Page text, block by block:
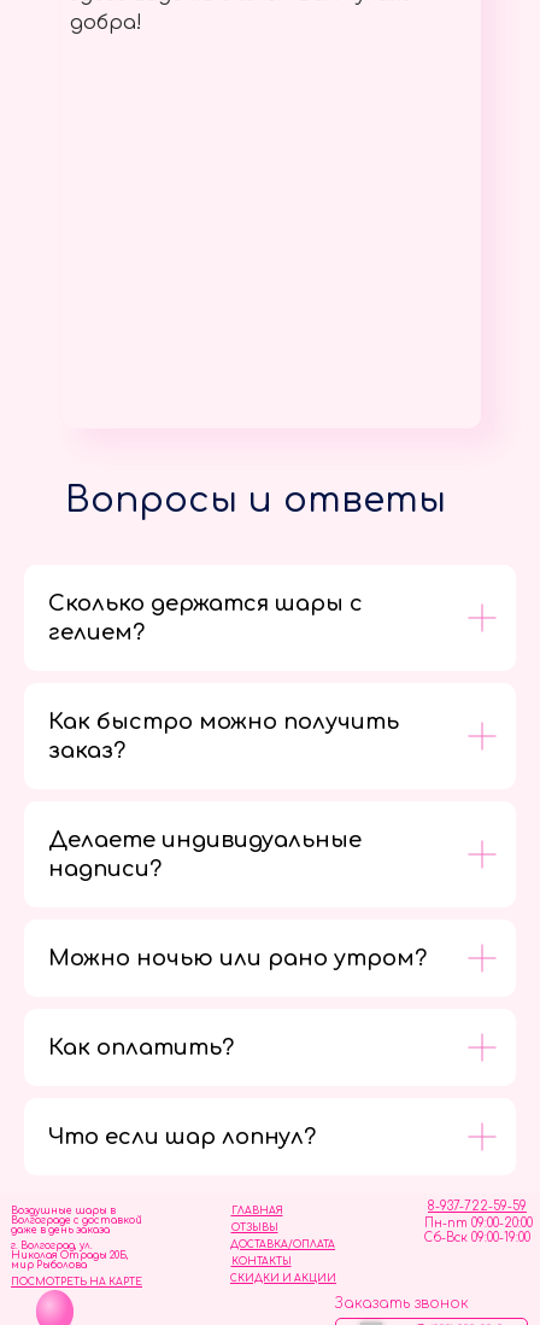
добра!
Вопросы и ответы
Сколько держатся шары с
гелием?
Как быстро можно получить
заказ?
Делаете индивидуальные
надписи?
Можно ночью или рано утром?
Как оплатить?
Что если шар лопнул?
ОТЗЫВЫ
ГЛАВНАЯ
ДОСТАВКА/ОПЛАТА
СКИДКИ И АКЦИИ
КОНТАКТЫ
8-937-722-59-59
Пн-пт 09:00-20:00
Сб-Вск 09:00-19:00
Воздушные шары в
Волгограде с доставкой
даже в день заказа
Заказать звонок
г. Волгоград, ул.
Николая Отрады 20Б,
мир Рыболова
ПОСМОТРЕТЬ НА КАРТЕ